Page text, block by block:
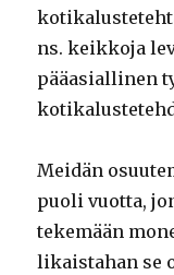
ns. keikkoja
pääasiallinen
Meidän
puoli vuotta,
tekemään
likaistahan se